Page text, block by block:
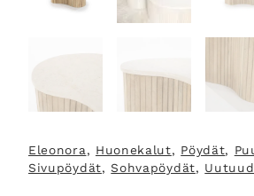
Eleonora, Huonekalut, Pöydät,
Sivupöydät, Sohvapöydät,